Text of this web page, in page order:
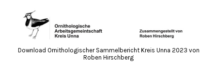
Download Ornithologischer Sammelbericht Kreis Unna 2023 von
Roben Hirschberg